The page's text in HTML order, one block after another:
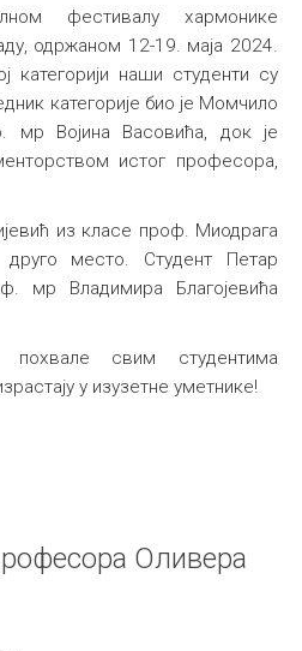
фестивалу хармонике
одржаном 12-19. маја 2024.
категорији наши студенти су
категорије био је Момчило
мр Војина Васовића, док је
истог професора,
из класе проф. Миодрага
место. Студент Петар
мр Владимира Благојевића
свим студентима
у изузетне уметнике!
Оливера